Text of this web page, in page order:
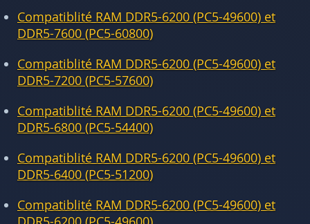
Compatiblité RAM DDR5-6200 (PC5-49600) et
DDR5-7600 (PC5-60800)
Compatiblité RAM DDR5-6200 (PC5-49600) et
DDR5-7200 (PC5-57600)
Compatiblité RAM DDR5-6200 (PC5-49600) et
DDR5-6800 (PC5-54400)
Compatiblité RAM DDR5-6200 (PC5-49600) et
DDR5-6400 (PC5-51200)
Compatiblité RAM DDR5-6200 (PC5-49600) et